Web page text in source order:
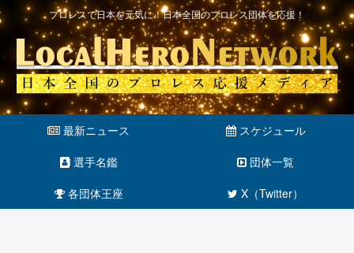
プロレスで日本を元気に！日本全国のプロレス団体を応援！
最新ニュース
スケジュール
選手名鑑
団体一覧
各団体王座
X（Twitter）